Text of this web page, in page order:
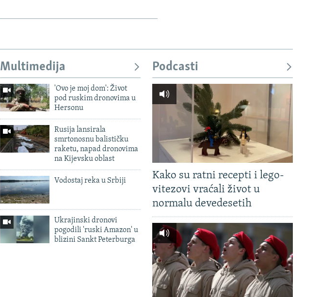
Multimedija
'Ovo je moj dom': Život
pod ruskim dronovima u
Hersonu
Rusija lansirala
smrtonosnu balističku
raketu, napad dronovima
na Kijevsku oblast
Vodostaj reka u Srbiji
Ukrajinski dronovi
pogodili 'ruski Amazon' u
blizini Sankt Peterburga
Podcasti
Kako su ratni recepti i lego-
vitezovi vraćali život u
normalu devedesetih